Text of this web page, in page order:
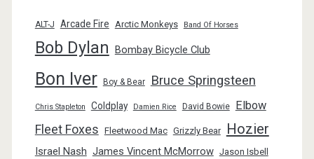
ALT-J Arcade Fire Arctic Monkeys Band Of Horses
Bob Dylan Bombay Bicycle Club
Bon Iver Boy & Bear Bruce Springsteen
Chris Stapleton Coldplay Damien Rice David Bowie Elbow
Fleet Foxes Fleetwood Mac Grizzly Bear Hozier
Israel Nash James Vincent McMorrow Jason Isbell